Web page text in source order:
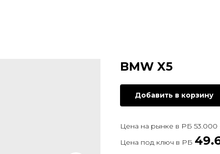
BMW X5
Добавить в корзину
Цена на рынке в РБ 53.000
Цена под ключ в РБ